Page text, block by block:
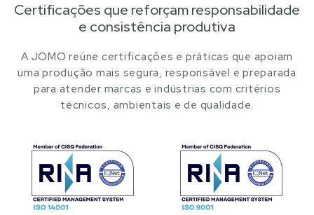
Certificações que reforçam responsabilidade
e consistência produtiva
A JOMO reúne certificações e práticas que apoiam
uma produção mais segura, responsável e preparada
para atender marcas e indústrias com critérios
técnicos, ambientais e de qualidade.